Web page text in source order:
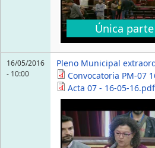
Única parte
16/05/2016
- 10:00
Pleno Municipal
Convocatoria PM-07
Acta 07 - 16-05-16.pdf